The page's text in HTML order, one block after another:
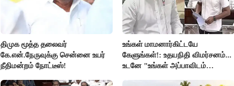
திமுக மூத்த தலைவர்
கே.என்.நேருவுக்கு சென்னை உயர்
நீதிமன்றம் நோட்டீஸ்!
உங்கள் மாமனார்கிட்டயே
கேளுங்கள்!: உதயநிதி விமர்சனம்...
உடனே "உங்கள் அப்பாவிடம்